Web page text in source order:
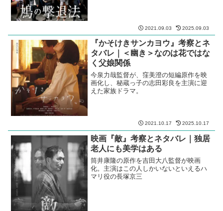
2021.09.03 2025.09.03
『かそけきサンカヨウ』考察とネ
タバレ｜＜幽き＞なのは花ではな
く父娘関係
今泉力哉監督が、窪美澄の短編原作を映
画化し、秘蔵っ子の志田彩良を主演に迎
えた家族ドラマ。
2021.10.17 2025.10.17
映画『敵』考察とネタバレ｜独居
老人にも美学はある
筒井康隆の原作を吉田大八監督が映画
化。主演はこの人しかいないといえるハ
マリ役の長塚京三